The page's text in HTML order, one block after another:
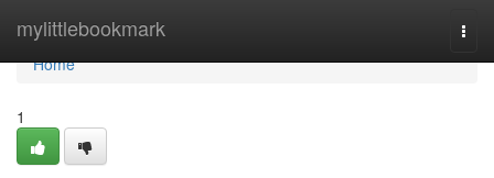
mylittlebookmark
Home
Home
1